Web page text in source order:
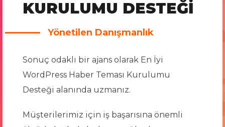
Yönetilen Danışmanlık
KURULUMU DESTEĞI
Sonuç odaklı bir ajans olarak En İyi
WordPress Haber Teması Kurulumu
Desteği alanında uzmanız.
Müşterilerimiz için iş başarısına önemli